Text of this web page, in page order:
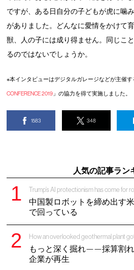
ですが、ある日自分の子どもが虎に噛
がありました。どんなに愛情をかけて
獣、人の子には成り得ません。同じこ
るのではないでしょうか。
※本インタビューはデジタルガレージなどが主催す
CONFERENCE 2019 」の協力を得て実施しました。
1583 348
人気の記事ラン
Trump’s AI protectionism has come for
中国製ロボットを締め出す
で回っている
How an overlooked geothermal plant
もっと深く掘れ——採算割
企業が再生